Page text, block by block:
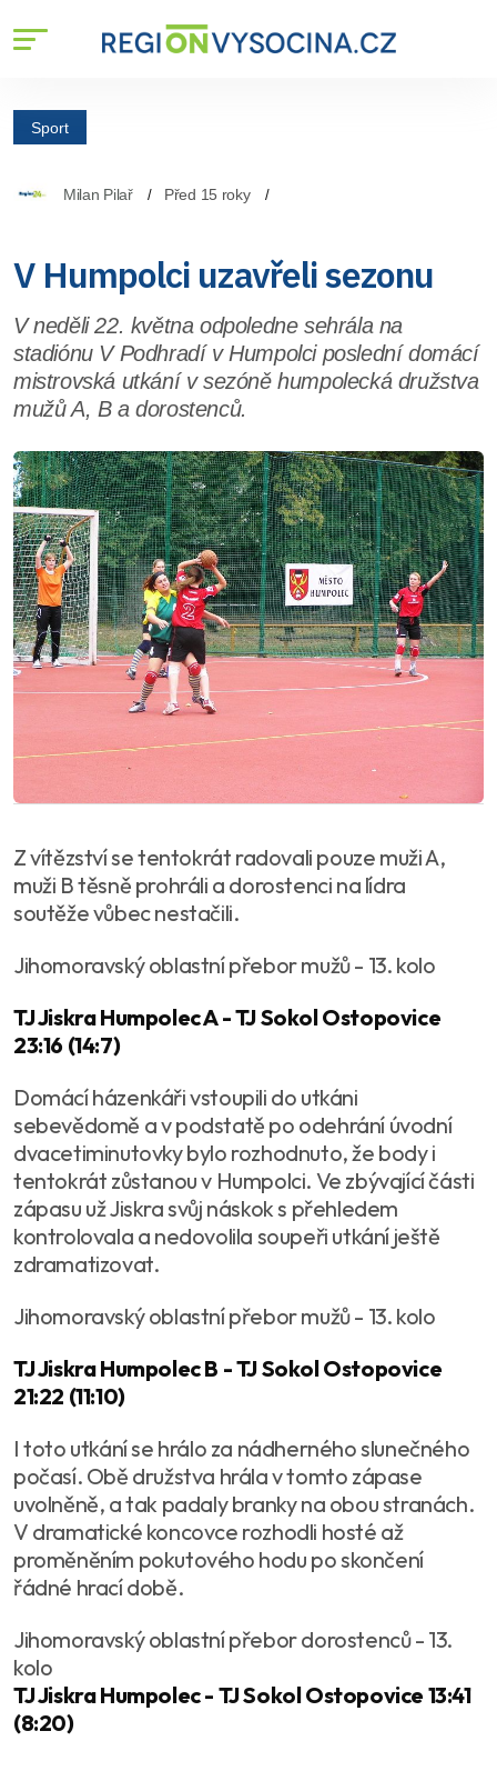
Sport
Milan Pilař Před 15 roky
V Humpolci uzavřeli sezonu
V neděli 22. května odpoledne sehrála na
stadiónu V Podhradí v Humpolci poslední domácí
mistrovská utkání v sezóně humpolecká družstva
mužů A, B a dorostenců.
Z vítězství se tentokrát radovali pouze muži A,
muži B těsně prohráli a dorostenci na lídra
soutěže vůbec nestačili.
Jihomoravský oblastní přebor mužů - 13. kolo
TJ Jiskra Humpolec A - TJ Sokol Ostopovice
23:16 (14:7)
Domácí házenkáři vstoupili do utkáni
sebevědomě a v podstatě po odehrání úvodní
dvacetiminutovky bylo rozhodnuto, že body i
tentokrát zůstanou v Humpolci. Ve zbývající části
zápasu už Jiskra svůj náskok s přehledem
kontrolovala a nedovolila soupeři utkání ještě
zdramatizovat.
Jihomoravský oblastní přebor mužů - 13. kolo
TJ Jiskra Humpolec B - TJ Sokol Ostopovice
21:22 (11:10)
I toto utkání se hrálo za nádherného slunečného
počasí. Obě družstva hrála v tomto zápase
uvolněně, a tak padaly branky na obou stranách.
V dramatické koncovce rozhodli hosté až
proměněním pokutového hodu po skončení
řádné hrací době.
Jihomoravský oblastní přebor dorostenců - 13.
kolo
TJ Jiskra Humpolec - TJ Sokol Ostopovice 13:41
(8:20)